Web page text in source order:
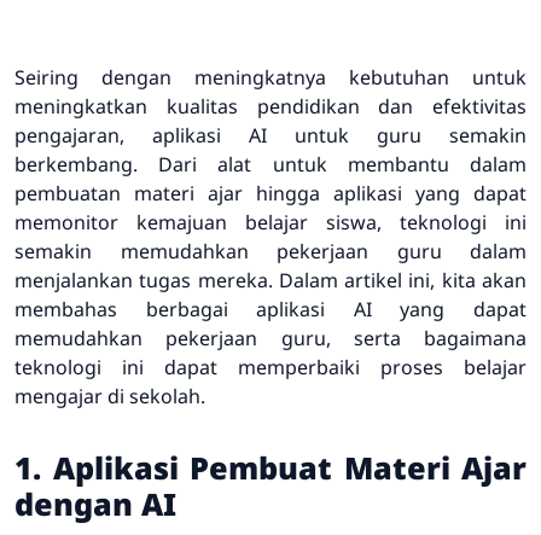
Seiring dengan meningkatnya kebutuhan untuk
meningkatkan kualitas pendidikan dan efektivitas
pengajaran, aplikasi AI untuk guru semakin
berkembang. Dari alat untuk membantu dalam
pembuatan materi ajar hingga aplikasi yang dapat
memonitor kemajuan belajar siswa, teknologi ini
semakin memudahkan pekerjaan guru dalam
menjalankan tugas mereka. Dalam artikel ini, kita akan
membahas berbagai aplikasi AI yang dapat
memudahkan pekerjaan guru, serta bagaimana
teknologi ini dapat memperbaiki proses belajar
mengajar di sekolah.
1. Aplikasi Pembuat Materi Ajar
dengan AI